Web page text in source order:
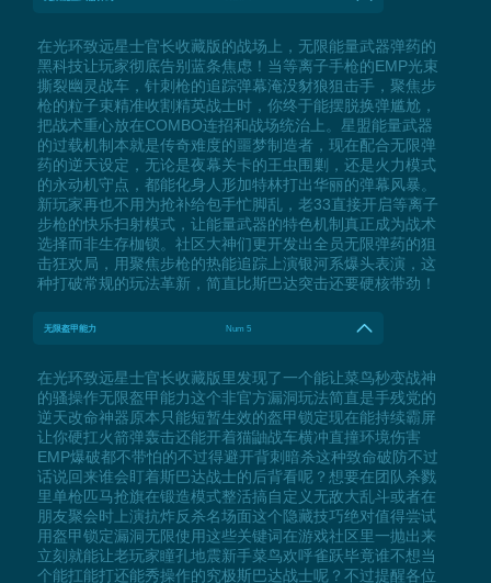
在光环致远星士官长收藏版的战场上，无限能量武器弹药的
黑科技让玩家彻底告别蓝条焦虑！当等离子手枪的EMP光束
撕裂幽灵战车，针刺枪的追踪弹幕淹没豺狼狙击手，聚焦步
枪的粒子束精准收割精英战士时，你终于能摆脱换弹尴尬，
把战术重心放在COMBO连招和战场统治上。星盟能量武器
的过载机制本就是传奇难度的噩梦制造者，现在配合无限弹
药的逆天设定，无论是夜幕关卡的王虫围剿，还是火力模式
的永动机守点，都能化身人形加特林打出华丽的弹幕风暴。
新玩家再也不用为抢补给包手忙脚乱，老33直接开启等离子
步枪的快乐扫射模式，让能量武器的特色机制真正成为战术
选择而非生存枷锁。社区大神们更开发出全员无限弹药的狙
击狂欢局，用聚焦步枪的热能追踪上演银河系爆头表演，这
种打破常规的玩法革新，简直比斯巴达突击还要硬核带劲！
无限盔甲能力 Num 5
在光环致远星士官长收藏版里发现了一个能让菜鸟秒变战神
的骚操作无限盔甲能力这个非官方漏洞玩法简直是手残党的
逆天改命神器原本只能短暂生效的盔甲锁定现在能持续霸屏
让你硬扛火箭弹轰击还能开着猫鼬战车横冲直撞环境伤害
EMP爆破都不带怕的不过得避开背刺暗杀这种致命破防不过
话说回来谁会盯着斯巴达战士的后背看呢？想要在团队杀戮
里单枪匹马抢旗在锻造模式整活搞自定义无敌大乱斗或者在
朋友聚会时上演抗炸反杀名场面这个隐藏技巧绝对值得尝试
用盔甲锁定漏洞无限使用这些关键词在游戏社区里一抛出来
立刻就能让老玩家瞳孔地震新手菜鸟欢呼雀跃毕竟谁不想当
个能扛能打还能秀操作的究极斯巴达战士呢？不过提醒各位